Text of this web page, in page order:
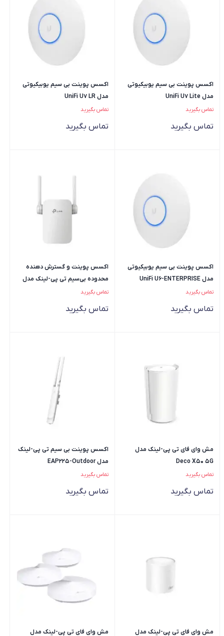
اکسس پوینت بی سیم یوبیکیوتی
مدل UniFi U7 Lite
تماس بگیرید
تماس بگیرید
اکسس پوینت بی سیم یوبیکیوتی
مدل UniFi U7 LR
تماس بگیرید
تماس بگیرید
اکسس پوینت بی سیم یوبیکیوتی
مدل UniFi U6-ENTERPRISE
تماس بگیرید
تماس بگیرید
اکسس پوینت و گسترش دهنده
محدوده بی‌سیم تی پی-لینک مدل
RE305
تماس بگیرید
تماس بگیرید
مش وای فای تی پی-لینک مدل
Deco X50 5G
تماس بگیرید
تماس بگیرید
اکسس پوینت بی سیم تی پی-لینک
مدل EAP225-Outdoor
تماس بگیرید
تماس بگیرید
مش وای فای تی پی-لینک مدل مش وای فای تی پی-لینک مدل